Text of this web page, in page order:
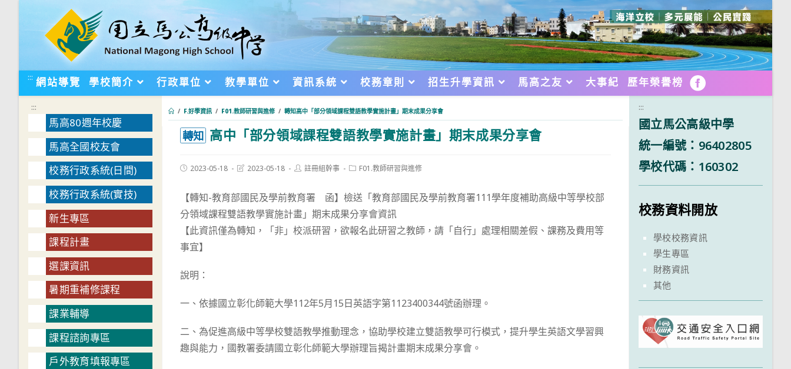
::: 網站導覽 學校簡介 行政單位 教學單位 資訊系統 校務章則 招生升學資訊 馬高之友 大事紀 歷年榮譽榜 FB
/ F.好學資訊 / F01.教師研習與進修 / 轉知高中「部分領域課程雙語教學實施計畫」期末成果分享會
轉知 高中「部分領域課程雙語教學實施計畫」期末成果分享會
Post2023-05-18
Post2023-05-18
Post註冊組幹事
PostF01.教師研習與進修
【轉知-教育部國民及學前教育署 函】檢送「教育部國民及學前教育署111學年度補助高級中等學校部
分領域課程雙語教學實施計畫」期末成果分享會資訊
【此資訊僅為轉知，「非」校派研習，欲報名此研習之教師，請「自行」處理相關差假、課務及費用等
事宜】
說明：
一、依據國立彰化師範大學112年5月15日英語字第1123400344號函辦理。
二、為促進高級中等學校雙語教學推動理念，協助學校建立雙語教學可行模式，提升學生英語文學習興
趣與能力，國教署委請國立彰化師範大學辦理旨揭計畫期末成果分享會。
:::
馬高80週年校慶
馬高全國校友會
校務行政系統(日間)
校務行政系統(實技)
新生專區
課程計畫
選課資訊
暑期重補修課程
課業輔導
課程諮詢專區
戶外教育填報專區
:::
國立馬公高級中學
統一編號：96402805
學校代碼：160302
校務資料開放
學校校務資訊
學生專區
財務資訊
其他